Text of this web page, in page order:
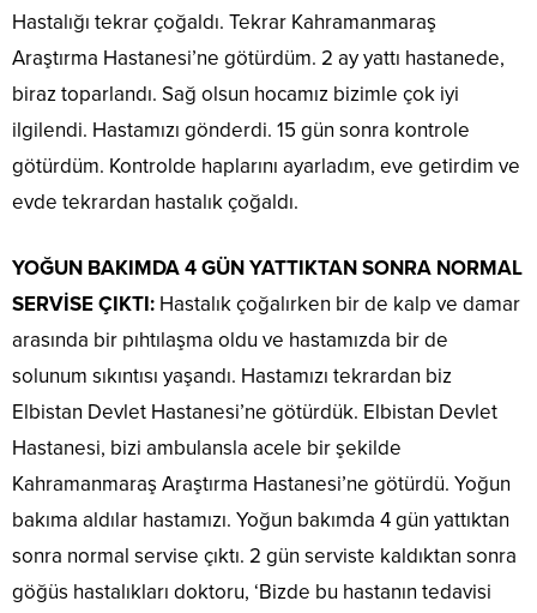
Hastalığı tekrar çoğaldı. Tekrar Kahramanmaraş
Araştırma Hastanesi’ne götürdüm. 2 ay yattı hastanede,
biraz toparlandı. Sağ olsun hocamız bizimle çok iyi
ilgilendi. Hastamızı gönderdi. 15 gün sonra kontrole
götürdüm. Kontrolde haplarını ayarladım, eve getirdim ve
evde tekrardan hastalık çoğaldı.
YOĞUN BAKIMDA 4 GÜN YATTIKTAN SONRA NORMAL
SERVİSE ÇIKTI: Hastalık çoğalırken bir de kalp ve damar
arasında bir pıhtılaşma oldu ve hastamızda bir de
solunum sıkıntısı yaşandı. Hastamızı tekrardan biz
Elbistan Devlet Hastanesi’ne götürdük. Elbistan Devlet
Hastanesi, bizi ambulansla acele bir şekilde
Kahramanmaraş Araştırma Hastanesi’ne götürdü. Yoğun
bakıma aldılar hastamızı. Yoğun bakımda 4 gün yattıktan
sonra normal servise çıktı. 2 gün serviste kaldıktan sonra
göğüs hastalıkları doktoru, ‘Bizde bu hastanın tedavisi